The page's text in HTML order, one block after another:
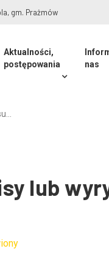
gm. Prażmów
Aktualności,
postępowania
nas
lub